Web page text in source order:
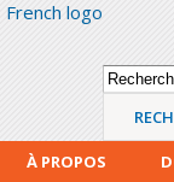
French logo
À PROPOS